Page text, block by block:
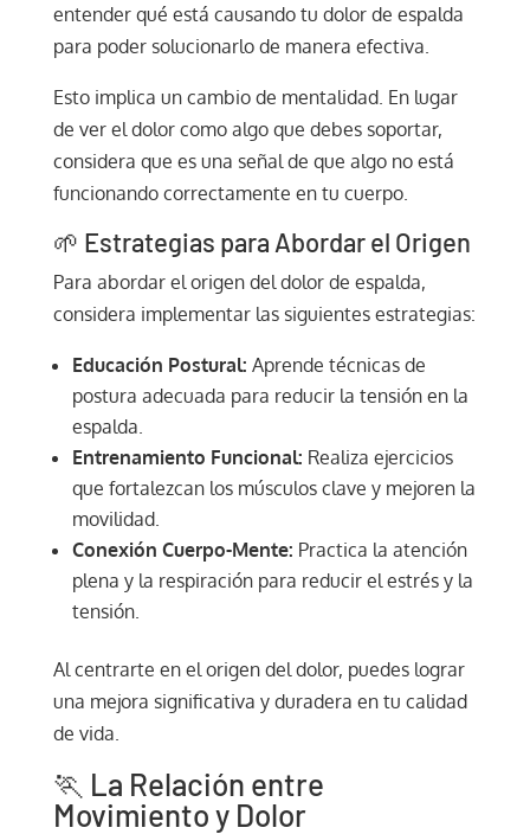
entender qué está causando tu dolor de espalda
para poder solucionarlo de manera efectiva.
Esto implica un cambio de mentalidad. En lugar
de ver el dolor como algo que debes soportar,
considera que es una señal de que algo no está
funcionando correctamente en tu cuerpo.
🌱 Estrategias para Abordar el Origen
Para abordar el origen del dolor de espalda,
considera implementar las siguientes estrategias:
Educación Postural: Aprende técnicas de
postura adecuada para reducir la tensión en la
espalda.
Entrenamiento Funcional: Realiza ejercicios
que fortalezcan los músculos clave y mejoren la
movilidad.
Conexión Cuerpo-Mente: Practica la atención
plena y la respiración para reducir el estrés y la
tensión.
Al centrarte en el origen del dolor, puedes lograr
una mejora significativa y duradera en tu calidad
de vida.
🏃 La Relación entre
Movimiento y Dolor